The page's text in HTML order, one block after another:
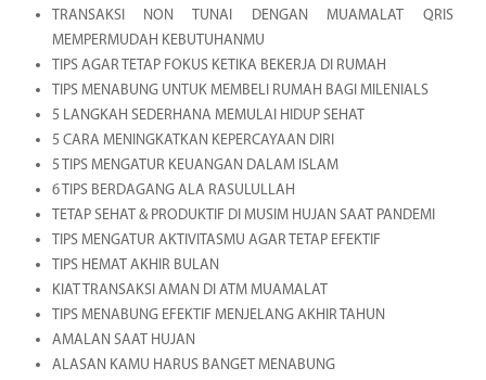
TRANSAKSI NON TUNAI DENGAN MUAMALAT QRIS
MEMPERMUDAH KEBUTUHANMU
TIPS AGAR TETAP FOKUS KETIKA BEKERJA DI RUMAH
TIPS MENABUNG UNTUK MEMBELI RUMAH BAGI MILENIALS
5 LANGKAH SEDERHANA MEMULAI HIDUP SEHAT
5 CARA MENINGKATKAN KEPERCAYAAN DIRI
5 TIPS MENGATUR KEUANGAN DALAM ISLAM
6 TIPS BERDAGANG ALA RASULULLAH
TETAP SEHAT & PRODUKTIF DI MUSIM HUJAN SAAT PANDEMI
TIPS MENGATUR AKTIVITASMU AGAR TETAP EFEKTIF
TIPS HEMAT AKHIR BULAN
KIAT TRANSAKSI AMAN DI ATM MUAMALAT
TIPS MENABUNG EFEKTIF MENJELANG AKHIR TAHUN
AMALAN SAAT HUJAN
ALASAN KAMU HARUS BANGET MENABUNG